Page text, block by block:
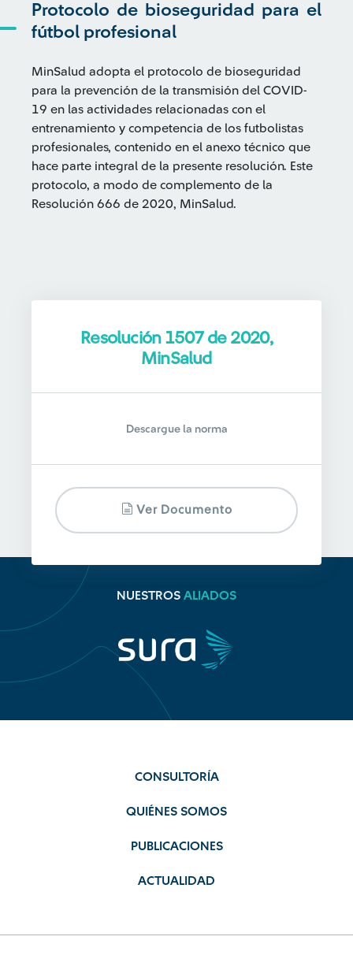
Protocolo de bioseguridad para el
fútbol profesional
MinSalud adopta el protocolo de bioseguridad
para la prevención de la transmisión del COVID-
19 en las actividades relacionadas con el
entrenamiento y competencia de los futbolistas
profesionales, contenido en el anexo técnico que
hace parte integral de la presente resolución. Este
protocolo, a modo de complemento de la
Resolución 666 de 2020, MinSalud.
Resolución 1507 de 2020,
MinSalud
Descargue la norma
Ver Documento
NUESTROS ALIADOS
CONSULTORÍA
QUIÉNES SOMOS
PUBLICACIONES
ACTUALIDAD